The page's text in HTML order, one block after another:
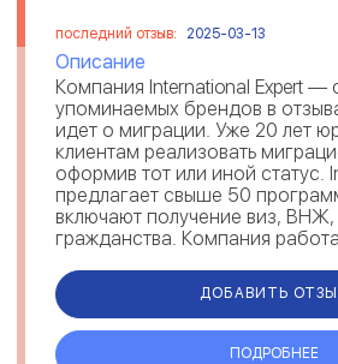
последний отзыв: 2025-03-13
Описание
Компания International Expert —
упоминаемых брендов в
идет о миграции. Уже 20 лет
клиентам реализовать
оформив тот или иной статус.
предлагает свыше 50
включают получение виз,
гражданства. Компания
ДОБАВИТЬ
ПОДРОБНЕЕ